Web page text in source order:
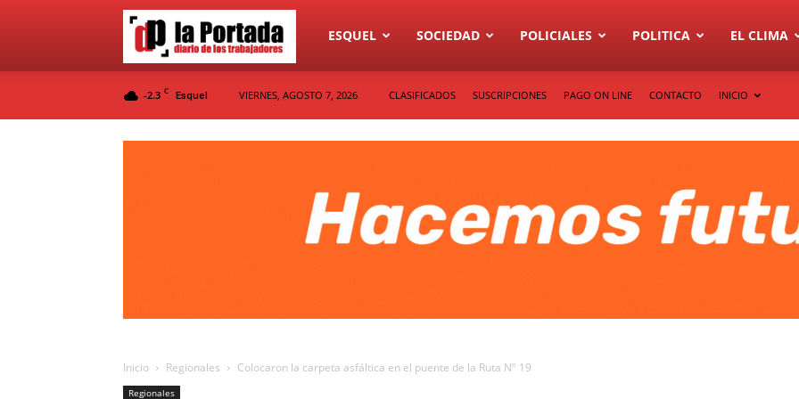
Diario
ESQUEL SOCIEDAD POLICIALES POLITICA EL CLIMA
-2.3 C Esquel VIERNES, AGOSTO 7, 2026 CLASIFICADOS SUSCRIPCIONES PAGO ON LINE CONTACTO INICIO
Inicio Regionales Colocaron la carpeta asfáltica en el puente de la Ruta Nº 19
Regionales